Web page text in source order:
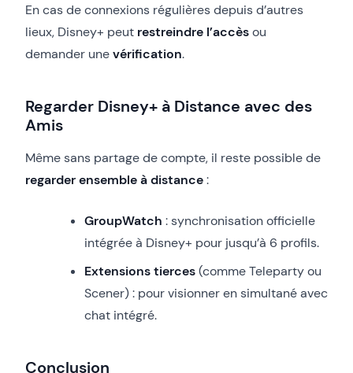
En cas de connexions régulières depuis d’autres
lieux, Disney+ peut restreindre l’accèsou
demander unevérification.
Regarder Disney+ à Distance avec des
Amis
Même sans partage de compte, il reste possible de
regarder ensemble à distance:
GroupWatch : synchronisation officielle
intégrée à Disney+ pour jusqu’à 6 profils.
Extensions tierces(comme Teleparty ou
Scener) : pour visionner en simultané avec
chat intégré.
Conclusion